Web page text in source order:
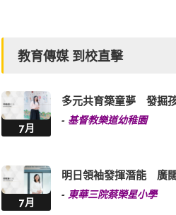
教育傳媒 到校直擊
7月
多元共育築童夢 發掘
- 基督教樂道幼稚園
7月
明日領袖發揮潛能 廣
- 東華三院蔡榮星小學